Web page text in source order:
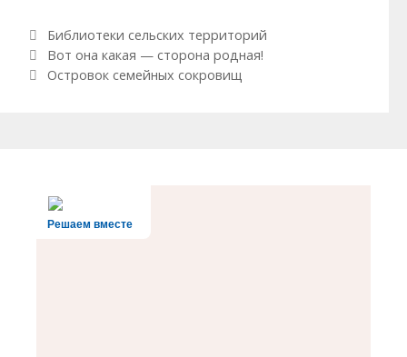
Рубрики
Библиотеки сельских территорий
Навигация по записям
Вот она какая — сторона родная!
Островок семейных сокровищ
Решаем вместе